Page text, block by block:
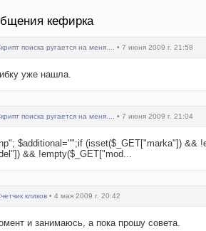
кефирка
поиска ругается на меня.... • 7 июня 2009 г. 21:58
уже нашла.
поиска ругается на меня.... • 7 июня 2009 г. 21:04
$additional="";if (isset($_GET["marka"]) &&
&& !empty($_GET["mod...
кликов • 4 мая 2009 г. 20:42
и занимаюсь, а пока прошу совета.